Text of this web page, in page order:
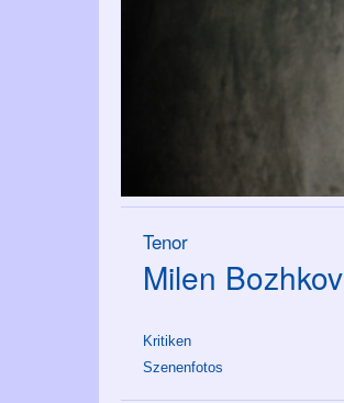
Tenor
Milen Bozhkov
Kritiken
Szenenfotos